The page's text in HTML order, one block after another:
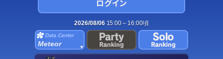
2026/08/0615:00～16:00頃
Meteor